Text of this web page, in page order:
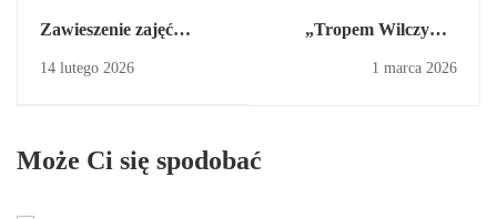
Zawieszenie zajęć
14 lutego 2026
„Tropem Wilczym –
1 marca 2026
Może Ci się spodobać